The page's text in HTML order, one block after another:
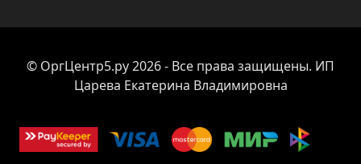
© ОргЦентр5.ру 2026 - Все права защищены. ИП
Царева Екатерина Владимировна